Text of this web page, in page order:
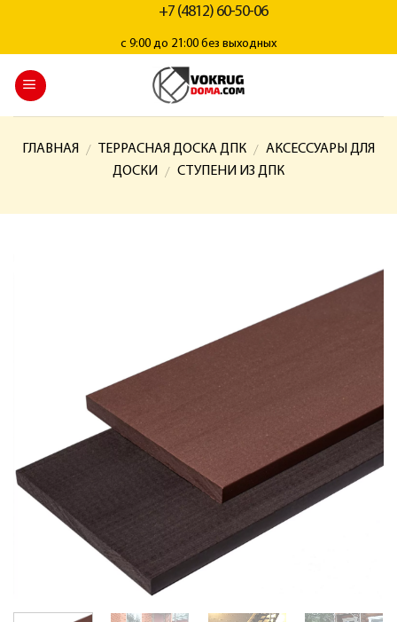
+7 (4812) 60-50-06
с 9:00 до 21:00 без выходных
ГЛАВНАЯ / ТЕРРАСНАЯ ДОСКА ДПК / АКСЕССУАРЫ ДЛЯ
ДОСКИ
/ СТУПЕНИ ИЗ ДПК